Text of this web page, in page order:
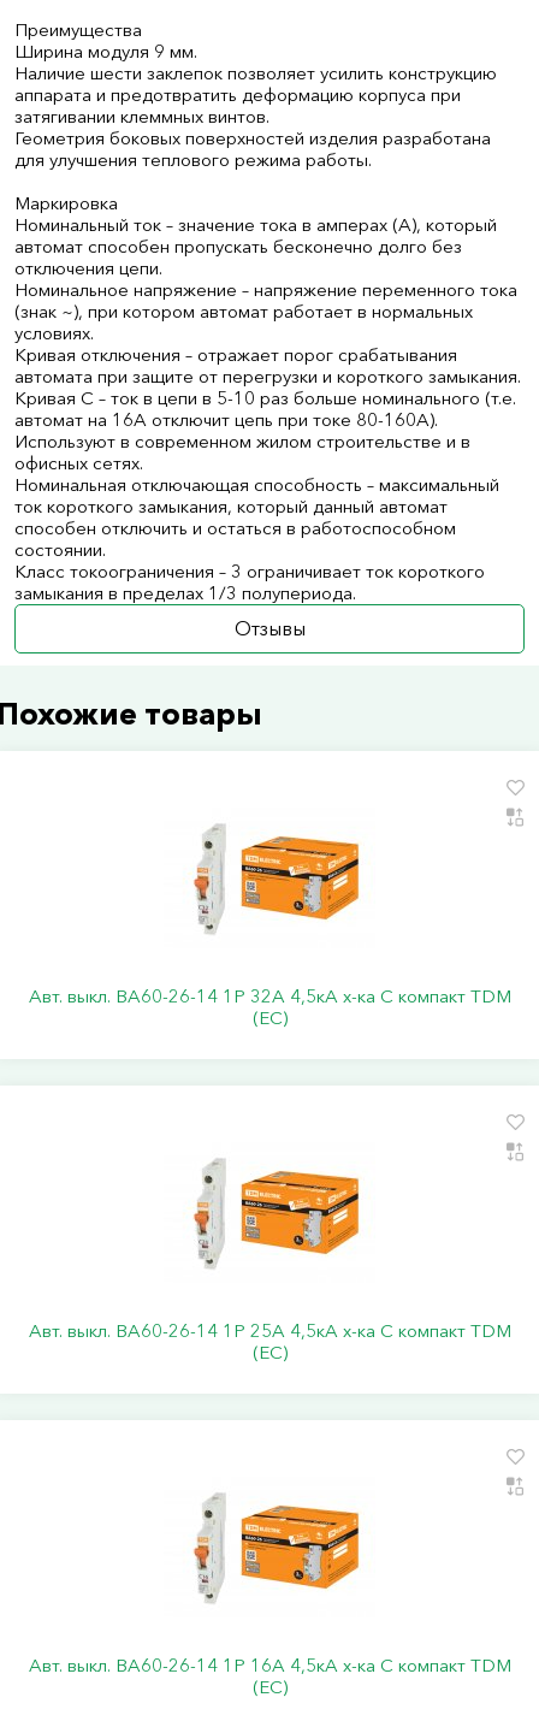
Преимущества
Ширина модуля 9 мм.
Наличие шести заклепок позволяет усилить конструкцию
аппарата и предотвратить деформацию корпуса при
затягивании клеммных винтов.
Геометрия боковых поверхностей изделия разработана
для улучшения теплового режима работы.
Маркировка
Номинальный ток – значение тока в амперах (А), который
автомат способен пропускать бесконечно долго без
отключения цепи.
Номинальное напряжение – напряжение переменного тока
(знак ~), при котором автомат работает в нормальных
условиях.
Кривая отключения – отражает порог срабатывания
автомата при защите от перегрузки и короткого замыкания.
Кривая С – ток в цепи в 5-10 раз больше номинального (т.е.
автомат на 16А отключит цепь при токе 80-160А).
Используют в современном жилом строительстве и в
офисных сетях.
Номинальная отключающая способность – максимальный
ток короткого замыкания, который данный автомат
способен отключить и остаться в работоспособном
состоянии.
Класс токоограничения – 3 ограничивает ток короткого
замыкания в пределах 1/3 полупериода.
Отзывы
товары
Авт. выкл. ВА60-26-14 1P 32А 4,5кА х-ка С компакт TDM
(ЕС)
Авт. выкл. ВА60-26-14 1P 25А 4,5кА х-ка С компакт TDM
(ЕС)
Авт. выкл. ВА60-26-14 1P 16А 4,5кА х-ка С компакт TDM
(ЕС)